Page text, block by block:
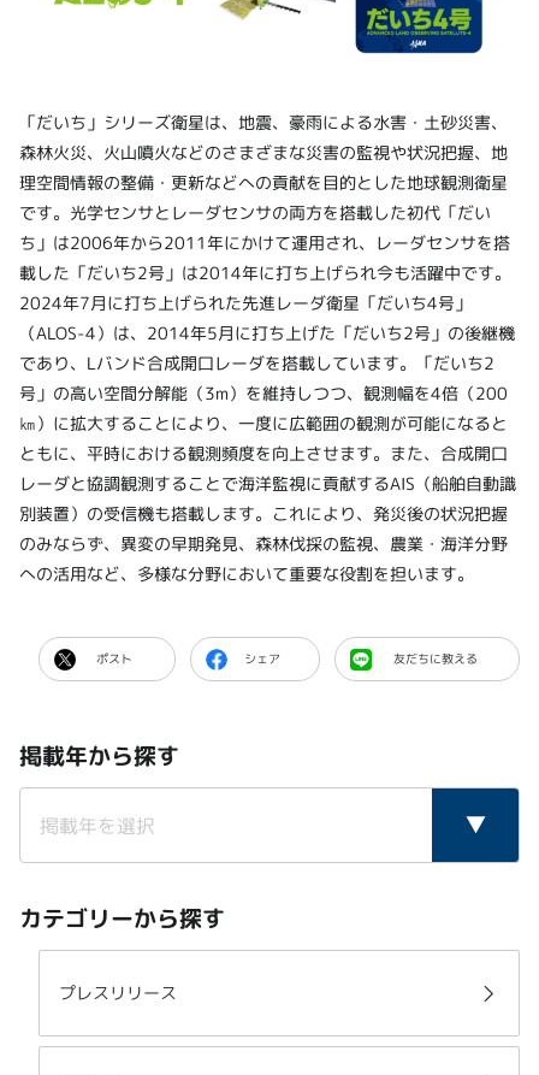
「だいち」シリーズ衛星は、地震、豪雨による水害・土砂災害、
森林火災、火山噴火などのさまざまな災害の監視や状況把握、地
理空間情報の整備・更新などへの貢献を目的とした地球観測衛星
です。光学センサとレーダセンサの両方を搭載した初代「だい
ち」は2006年から2011年にかけて運用され、レーダセンサを搭
載した「だいち2号」は2014年に打ち上げられ今も活躍中です。
2024年7月に打ち上げられた先進レーダ衛星「だいち4号」
（ALOS-4）は、2014年5月に打ち上げた「だいち2号」の後継機
であり、Lバンド合成開口レーダを搭載しています。「だいち2
号」の高い空間分解能（3m）を維持しつつ、観測幅を4倍（200
㎞）に拡大することにより、一度に広範囲の観測が可能になると
ともに、平時における観測頻度を向上させます。また、合成開口
レーダと協調観測することで海洋監視に貢献するAIS（船舶自動識
別装置）の受信機も搭載します。これにより、発災後の状況把握
のみならず、異変の早期発見、森林伐採の監視、農業・海洋分野
への活用など、多様な分野において重要な役割を担います。
ポスト シェア 友だちに教える
掲載年から探す
カテゴリーから探す
プレスリリース